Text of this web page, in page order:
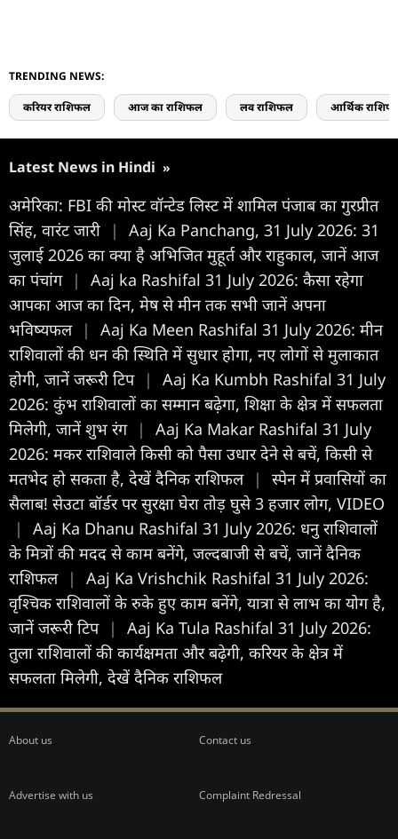
TRENDING NEWS:
करियर राशिफल आज का राशिफल लव राशिफल आर्थिक
Latest News in Hindi »
अमेरिका: FBI की मोस्ट वॉन्टेड लिस्ट में शामिल पंजाब का गुरप्रीत
सिंह, वारंट जारी
|
Aaj Ka Panchang, 31 July 2026: 31
जुलाई 2026 का क्या है अभिजित मुहूर्त और राहुकाल, जानें आज
का पंचांग |
Aaj ka Rashifal 31 July 2026: कैसा रहेगा
आपका आज का द‍िन, मेष से मीन तक सभी जानें अपना
भविष्यफल |
Aaj Ka Meen Rashifal 31 July 2026: मीन
राशिवालों की धन की स्थिति में सुधार होगा, नए लोगों से मुलाकात
होगी, जानें जरूरी टिप |
Aaj Ka Kumbh Rashifal 31 July
2026: कुंभ राशिवालों का सम्मान बढ़ेगा, शिक्षा के क्षेत्र में सफलता
मिलेगी, जानें शुभ रंग |
Aaj Ka Makar Rashifal 31 July
2026: मकर राशिवाले किसी को पैसा उधार देने से बचें, किसी से
मतभेद हो सकता है, देखें दैनिक राशिफल |
स्पेन में प्रवासियों का
सैलाब! सेउटा बॉर्डर पर सुरक्षा घेरा तोड़ घुसे 3 हजार लोग, VIDEO
|
Aaj Ka Dhanu Rashifal 31 July 2026: धनु राशिवालों
के मित्रों की मदद से काम बनेंगे, जल्दबाजी से बचें, जानें दैनिक
राशिफल |
Aaj Ka Vrishchik Rashifal 31 July 2026:
वृश्चिक राशिवालों के रुके हुए काम बनेंगे, यात्रा से लाभ का योग है,
जानें जरूरी टिप |
Aaj Ka Tula Rashifal 31 July 2026:
तुला राशिवालों की कार्यक्षमता और बढ़ेगी, करियर के क्षेत्र में
सफलता मिलेगी, देखें दैनिक राशिफल
About us Contact us
Advertise with us Complaint Redressal